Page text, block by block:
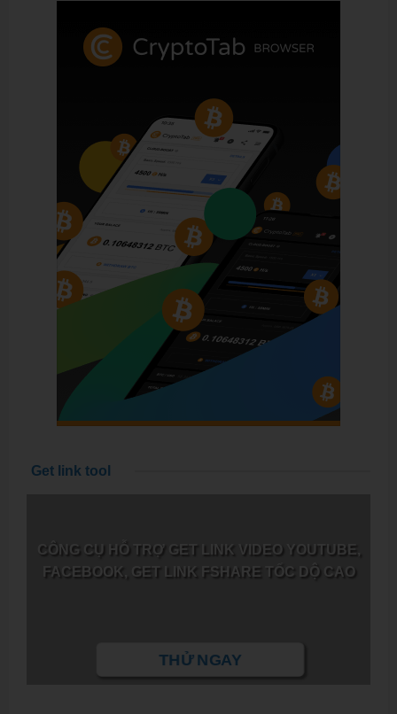
Get link tool
CÔNG CỤ HỖ TRỢ GET LINK VIDEO YOUTUBE,
FACEBOOK, GET LINK FSHARE TỐC DỘ CAO
THỬ NGAY